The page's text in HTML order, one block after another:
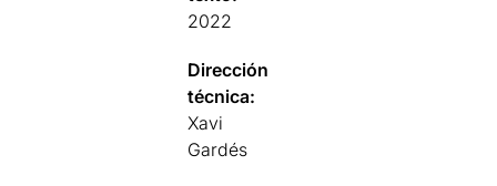
2022
Dirección
técnica:
Xavi
Gardés